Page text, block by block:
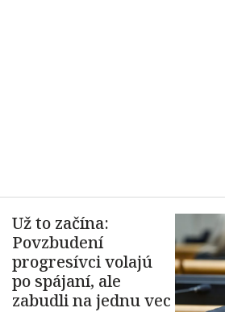
Už to začína:
Povzbudení
progresívci volajú
po spájaní, ale
zabudli na jednu vec